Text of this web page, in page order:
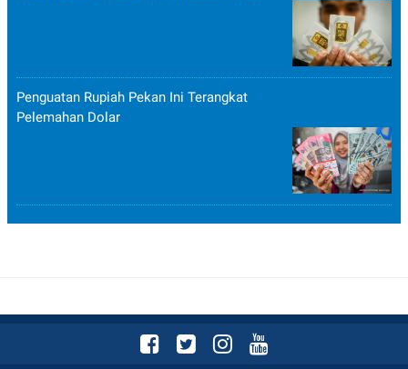
Penguatan Rupiah Pekan Ini Terangkat
Pelemahan Dolar